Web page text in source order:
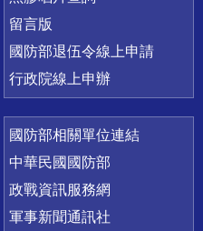
留言版
國防部退伍令線上申請
行政院線上申辦
國防部相關單位連結
中華民國國防部
政戰資訊服務網
軍事新聞通訊社